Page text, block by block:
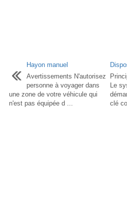
Hayon manuel
Avertissements N'autorisez
personne à voyager dans
une zone de votre véhicule qui
n'est pas équipée d ...
Le
clé